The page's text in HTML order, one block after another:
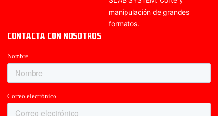
manipulación de grandes
formatos.
CONTACTA CON NOSOTROS